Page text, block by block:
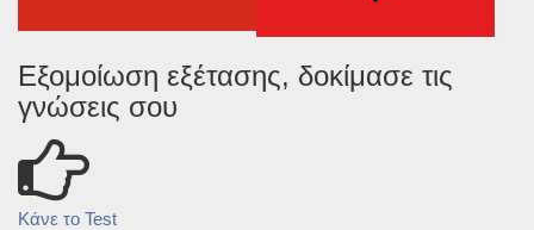
Εξομοίωση εξέτασης, δοκίμασε τις
γνώσεις σου
Κάνε το Test